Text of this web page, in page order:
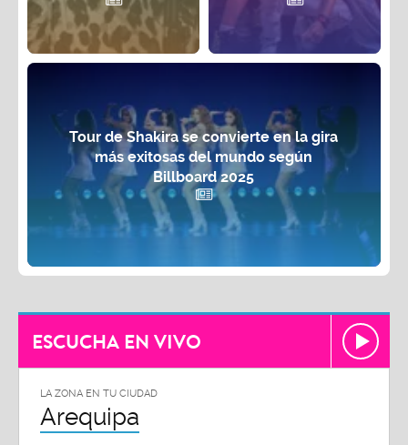
Tour de Shakira se convierte en la gira
más exitosas del mundo según
Billboard 2025
ESCUCHA EN VIVO
LA ZONA EN TU CIUDAD
Arequipa